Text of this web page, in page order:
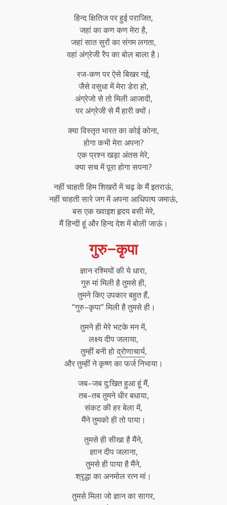
हिन्द क्षितिज पर हुई पराजित,
जहां का कण कण मेरा है,
जहां सात सुरों का संगम लगता,
वहां अंग्रेजी रैप का बोल बाला है।
रज-कण पर ऐसे बिखर गई,
जैसे वसुधा में मेरा डेरा हो,
अंग्रेजो से तो मिली आजादी,
पर अंग्रेजी से मैं हारी क्यों।
क्या विस्तृत भारत का कोई कोना,
होगा कभी मेरा अपना?
एक प्रश्न खड़ा अंतस मेरे,
क्या सच में पूरा होगा सपना?
नहीं चाहती हिम शिखरों में चढ़ के मैं इतराऊं,
नहीं चाहती सारे जग में अपना आधिपत्य जमाऊं,
बस एक ख्वाइश हृदय बसी मेरे,
मैं हिन्दी हूं और हिन्द देश में बोली जाऊं।
गुरु–कृपा
ज्ञान रश्मियों की ये धारा,
गुरु मां मिली है तुमसे ही,
तुमने किए उपकार बहुत हैं,
“गुरु–कृपा” मिली है तुमसे ही।
तुमने ही मेरे भटके मन में,
लक्ष्य दीप जलाया,
तुम्हीं बनी होद्रोणाचार्य,
और तुम्हीं ने कृष्ण का फर्ज निभाया।
जब–जब दु:खित हुआ हूं मैं,
तब–तब तुमने धीर बधाया,
संकट की हर बेला में,
मैंने तुमको ही तो पाया।
तुमसे ही सीखा है मैंने,
ज्ञान दीप जलाना,
तुमसे ही पाया है मैंने,
श्रृद्धा का अनमोल रत्न मां।
तुमसे मिला जो ज्ञान का सागर,